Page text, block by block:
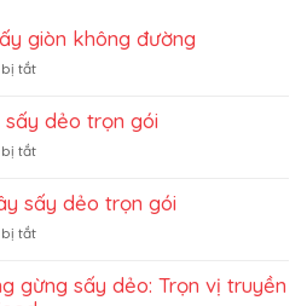
giòn không đường
tắtở
công
dừa
sấy
không
đường
dẻo trọn gói
tắtở
công
đu
đủ
dẻo
trọn
sấy dẻo trọn gói
tắtở
công
dâu
gừng sấy dẻo: Trọn vị truyền